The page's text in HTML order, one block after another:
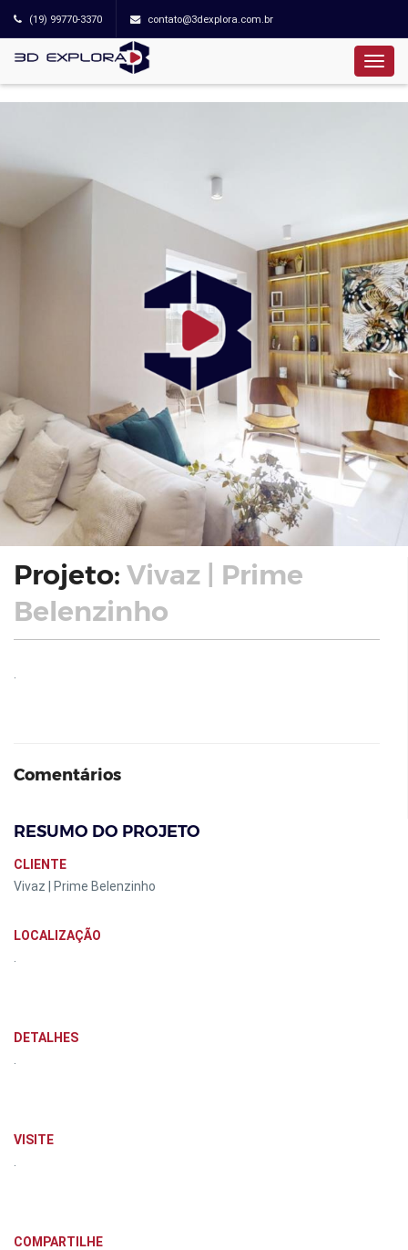
(19) 99770-3370 contato@3dexplora.com.br
Projeto: Vivaz | Prime
Belenzinho
Comentários
RESUMO DO PROJETO
CLIENTE
Vivaz | Prime Belenzinho
LOCALIZAÇÃO
DETALHES
VISITE
COMPARTILHE